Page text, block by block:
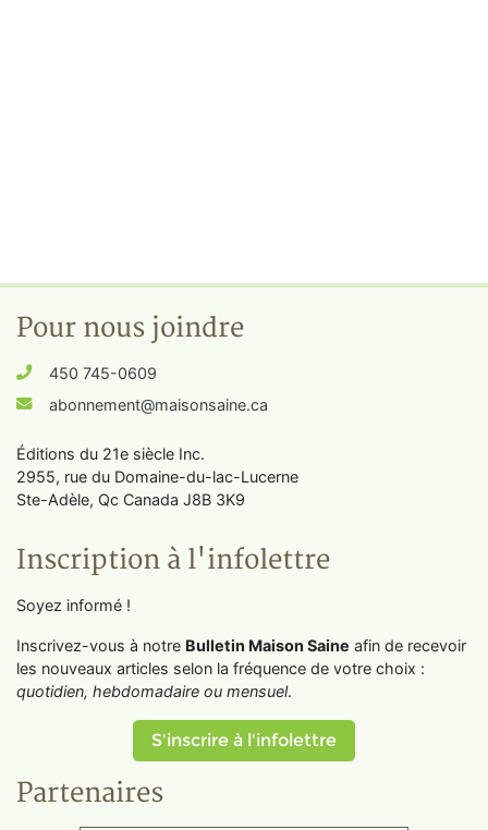
Pour nous joindre
450 745-0609
abonnement@maisonsaine.ca
Éditions du 21e siècle Inc.
2955, rue du Domaine-du-lac-Lucerne
Ste-Adèle, Qc Canada J8B 3K9
Inscription à l'infolettre
Soyez informé !
Inscrivez-vous à notre Bulletin Maison Saine afin de recevoir
les nouveaux articles selon la fréquence de votre choix :
quotidien, hebdomadaire ou mensuel.
S'inscrire à l'infolettre
Partenaires